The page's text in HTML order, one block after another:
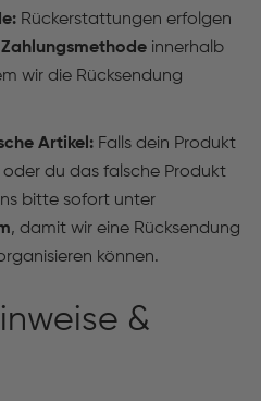
Rückerstattungen erfolgen
innerhalb
wir die Rücksendung
Artikel: Falls dein Produkt
du das falsche Produkt
bitte sofort unter
, damit wir eine Rücksendung
können.
&